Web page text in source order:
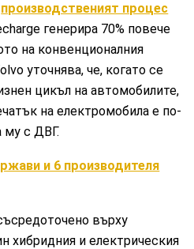
производственият процес
генерира 70% повече
на конвенционалния
уточнява, че, когато се
цикъл на автомобилите,
на електромобила е по-
му с ДВГ.
и 6 производителя
върху
хибридния и електрическия